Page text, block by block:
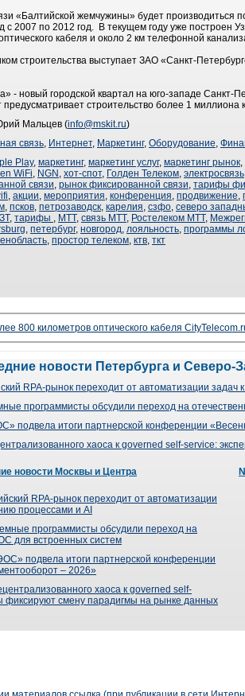
«Балтийской жемчужины» будет производиться
с 2007 по 2012 год. В текущем году уже построен
кабеля и около 2 км телефонной
строительства выступает ЗАО «Санкт-
- новый городской квартал на юго-западе Санкт-
предусматривает строительство более 1
Мальцев (info@mskit.ru)
связь, Интернет, Маркетинг, Оборудование,
Play, маркетинг, маркетинг услуг, маркетинг рынок,
WiFi, NGN , хот-спот, Голден Телеком, электросвязь
связи, рынок фиксированной связи, тарифы
, акции, мероприятия, конференция, продвижение,
, псков, петрозаводск, карелия, сзфо, северо
, тарифы , МТТ, связь МТТ, Ростелеком МТТ,
, петербург, новгород, лояльность, программы
, простор телеком, ктв, ткт
800 километров оптического кабеля
новости Петербурга и Северо-
RPA-рынок переходит от автоматизации задач
программисты обсудили переход на
подвела итоги партнерской конференции
хаоса к governed self-service:
новости Москвы и Центра
RPA-рынок переходит от автоматизации
процессами и AI
программисты обсудили переход на
для встроенных систем
подвела итоги партнерской конференции
– 2026»
хаоса к governed self-
фиксируют смену парадигмы на рынке данных